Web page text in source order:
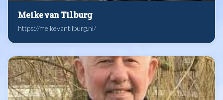
Meike van Tilburg
https://meikevantilburg.nl/